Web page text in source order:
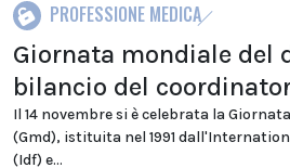
PROFESSIONE MEDICA
Giornata mondiale del
bilancio del
Il 14 novembre si è celebrata la
(Gmd), istituita nel 1991
(Idf) e...